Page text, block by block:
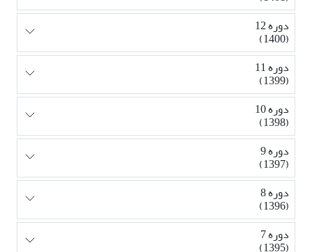
دوره 12
(1400)
دوره 11
(1399)
دوره 10
(1398)
دوره 9
(1397)
دوره 8
(1396)
دوره 7
(1395)